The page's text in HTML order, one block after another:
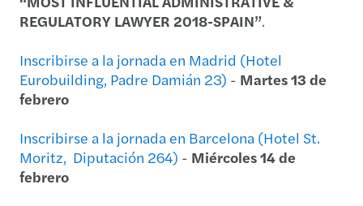
REGULATORY LAWYER 2018-SPAIN”.
Inscribirse a la jornada en Madrid (Hotel
Eurobuilding, Padre Damián 23) - Martes 13 de
febrero
Inscribirse a la jornada en Barcelona (Hotel St.
Moritz, Diputación 264) - Miércoles 14 de
febrero